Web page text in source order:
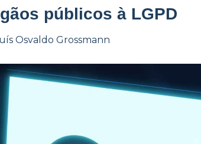
públicos à LGPD
Osvaldo Grossmann